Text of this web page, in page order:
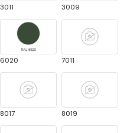
3011 3009
6020 7011
8017 8019